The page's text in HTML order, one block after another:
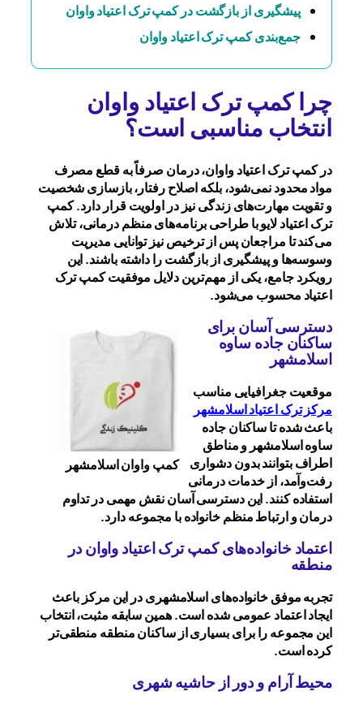
پیشگیری از بازگشت در کمپ ترک اعتیاد واوان
جمع‌بندی کمپ ترک اعتیاد واوان
چرا کمپ ترک اعتیاد واوان
انتخاب مناسبی است؟
در کمپ ترک اعتیاد واوان، درمان صرفاً به قطع مصرف
مواد محدود نمی‌شود، بلکه اصلاح رفتار، بازسازی شخصیت
و تقویت مهارت‌های زندگی نیز در اولویت قرار دارد. کمپ
ترک اعتیاد لایو با طراحی برنامه‌های منظم درمانی، تلاش
می‌کند تا مراجعان پس از ترخیص نیز توانایی مدیریت
وسوسه‌ها و پیشگیری از بازگشت را داشته باشند. این
رویکرد جامع، یکی از مهم‌ترین دلایل موفقیت کمپ ترک
اعتیاد محسوب می‌شود.
کمپ واوان اسلامشهر
دسترسی آسان برای
ساکنان جاده ساوه
اسلامشهر
موقعیت جغرافیایی مناسب
مرکز ترک اعتیاد اسلامشهر
باعث شده تا ساکنان جاده
ساوه اسلامشهر و مناطق
اطراف بتوانند بدون دشواری
رفت‌وآمد، از خدمات درمانی
استفاده کنند. این دسترسی آسان نقش مهمی در تداوم
درمان و ارتباط منظم خانواده با مجموعه دارد.
اعتماد خانواده‌های کمپ ترک اعتیاد واوان در
منطقه
تجربه موفق خانواده‌های اسلامشهری در این مرکز باعث
ایجاد اعتماد عمومی شده است. همین سابقه مثبت، انتخاب
این مجموعه را برای بسیاری از ساکنان منطقه منطقی‌تر
کرده است.
محیط آرام و دور از حاشیه شهری